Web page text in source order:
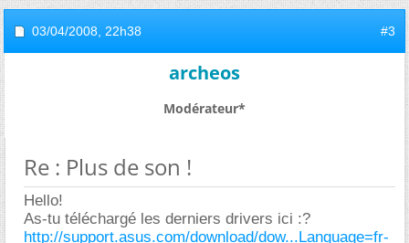
03/04/2008, 22h38 #3
archeos
Modérateur*
Re : Plus de son !
Hello!
As-tu téléchargé les derniers drivers ici :?
http://support.asus.com/download/dow...Language=fr-